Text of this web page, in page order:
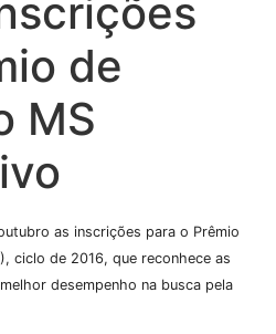
de
MS
as inscrições para o Prêmio
ciclo de 2016, que reconhece as
desempenho na busca pela